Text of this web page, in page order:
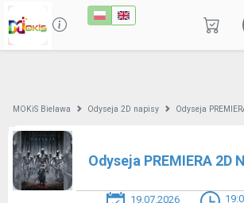
MOKiS Bielawa Odyseja 2D napisy Odyseja
Odyseja PREMIERA 2D
19.07.2026